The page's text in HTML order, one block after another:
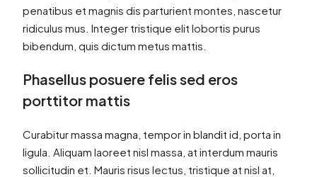
penatibus et magnis dis parturient montes, nascetur
ridiculus mus. Integer tristique elit lobortis purus
bibendum, quis dictum metus mattis.
Phasellus posuere felis sed eros
porttitor mattis
Curabitur massa magna, tempor in blandit id, porta in
ligula. Aliquam laoreet nisl massa, at interdum mauris
sollicitudin et. Mauris risus lectus, tristique at nisl at,